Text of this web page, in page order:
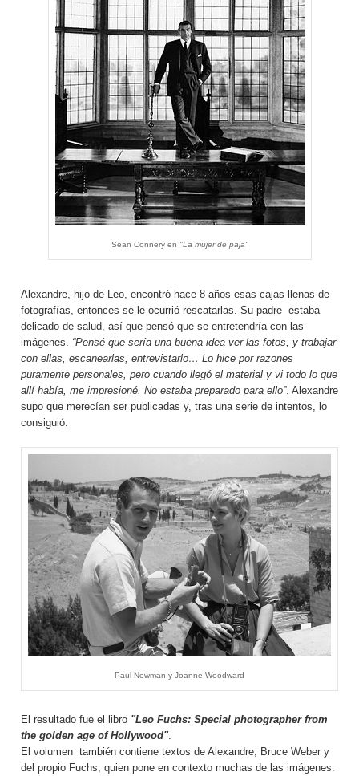
Sean Connery en "La mujer de paja"
Alexandre, hijo de Leo, encontró hace 8 años esas cajas llenas de
fotografías, entonces se le ocurrió rescatarlas. Su padre estaba
delicado de salud, así que pensó que se entretendría con las
imágenes. “Pensé que sería una buena idea ver las fotos, y trabajar
con ellas, escanearlas, entrevistarlo… Lo hice por razones
puramente personales, pero cuando llegó el material y vi todo lo que
allí había, me impresioné. No estaba preparado para ello”. Alexandre
supo que merecían ser publicadas y, tras una serie de intentos, lo
consiguió.
Paul Newman y Joanne Woodward
El resultado fue el libro "Leo Fuchs: Special photographer from
the golden age of Hollywood".
El volumen también contiene textos de Alexandre, Bruce Weber y
del propio Fuchs, quien pone en contexto muchas de las imágenes.